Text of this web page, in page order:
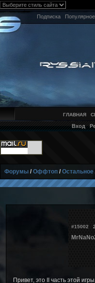
Подписка Популярное
ГЛАВНАЯ
Вход
Форумы /Оффтоп /Остальное
#15002
Привет, это II часть этой